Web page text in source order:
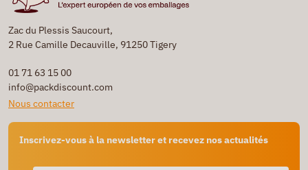
Zac du Plessis Saucourt,
2 Rue Camille Decauville, 91250 Tigery
01 71 63 15 00
info@packdiscount.com
Nous contacter
Inscrivez-vous à la newsletter et recevez nos actualités